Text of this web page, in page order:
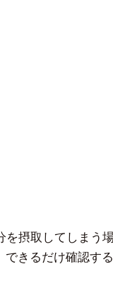
摂取してしまう
きるだけ確認す